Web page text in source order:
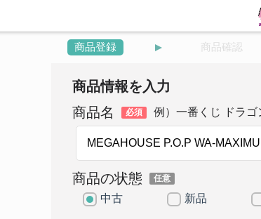
商品登録 商品確認
商品情報を入力
商品名
必須 例）一番くじ ドラゴ
商品の状態 任意
中古 新品